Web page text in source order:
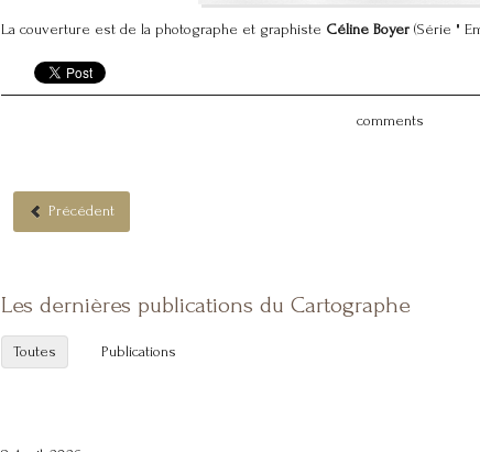
La couverture est de la photographe et graphiste Céline Boyer(Série "
comments
Précédent
Les dernières publications du Cartographe
Toutes Publications